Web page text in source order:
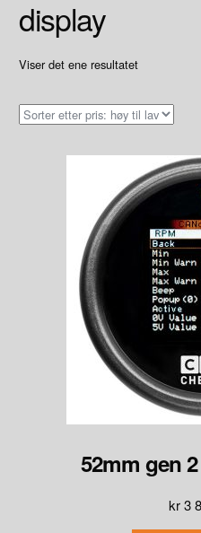
display
Viser det ene resultatet
52mm gen
kr3